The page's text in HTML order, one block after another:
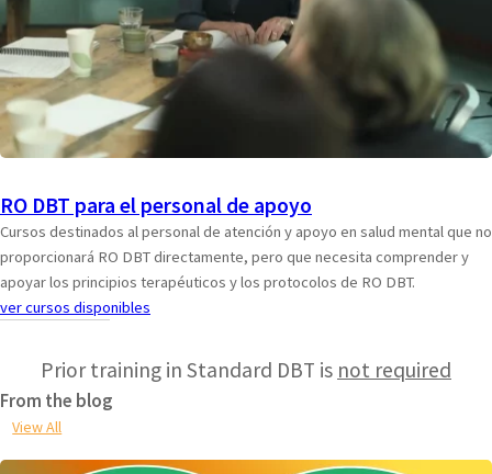
RO DBT para el personal de apoyo
Cursos destinados al personal de atención y apoyo en salud mental que no
proporcionará RO DBT directamente, pero que necesita comprender y
apoyar los principios terapéuticos y los protocolos de RO DBT.
ver cursos disponibles
Prior training in Standard DBT is not required
From the blog
View All